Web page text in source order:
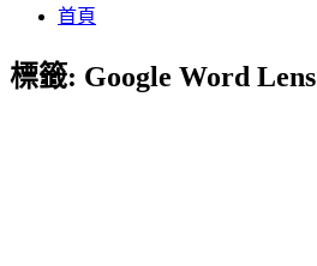
首頁
標籤: Google Word Lens